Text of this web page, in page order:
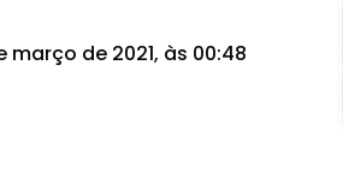
março de 2021, às 00:48